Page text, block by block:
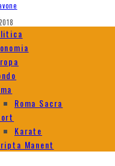
Roma Sacra
Karate
Manent